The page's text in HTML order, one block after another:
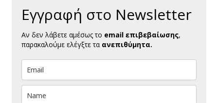
Εγγραφή στο Newsletter
Αν δεν λάβετε αμέσως το email επιβεβαίωσης,
παρακαλούμε ελέγξτε τα ανεπιθύμητα.